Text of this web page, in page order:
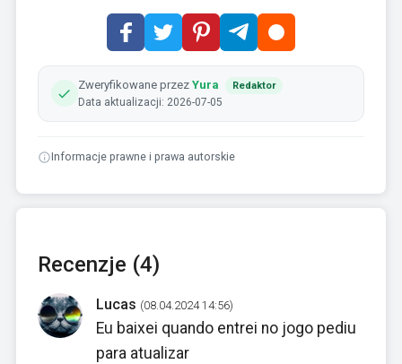
Zweryfikowane przez Yura Redaktor
Data aktualizacji: 2026-07-05
Informacje prawne i prawa autorskie
Recenzje (4)
Lucas (08.04.2024 14:56)
Eu baixei quando entrei no jogo pediu
para atualizar